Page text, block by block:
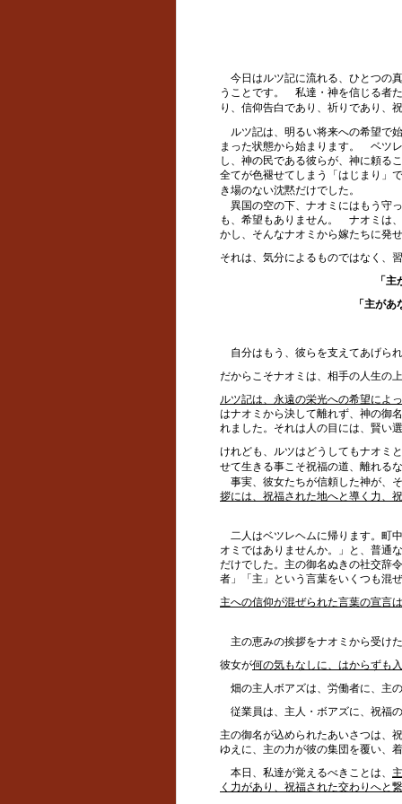
今日はルツ記に流れる、ひとつの
うことです。 私達・神を信じる者
り、信仰告白であり、祈りであり、
ルツ記は、明るい将来への希望で
まった状態から始まります。 ベツ
し、神の民である彼らが、神に頼る
全てが色褪せてしまう「はじまり」
き場のない沈黙だけでした。
異国の空の下、ナオミにはもう守
も、希望もありません。 ナオミは
かし、そんなナオミから嫁たちに発
それは、気分によるものではなく、
「
「主が
自分はもう、彼らを支えてあげら
だからこそナオミは、相手の人生の
ルツ記は、永遠の栄光への希望によ
はナオミから決して離れず、神の御
れました。それは人の目には、賢い
けれども、ルツはどうしてもナオミ
せて生きる事こそ祝福の道、離れる
事実、彼女たちが信頼した神が、
拶には、祝福された地へと導く力、
二人はベツレヘムに帰ります。町
オミではありませんか。」と、普通
だけでした。主の御名ぬきの社交辞
者」「主」という言葉をいくつも混
主への信仰が混ぜられた言葉の宣言
主の恵みの挨拶をナオミから受け
彼女が何の気もなしに、はからずも
畑の主人ボアズは、労働者に、主
従業員は、主人・ボアズに、祝福
主の御名が込められたあいさつは、
ゆえに、主の力が彼の集団を覆い、
本日、私達が覚えるべきことは、
く力があり、祝福された交わりへと